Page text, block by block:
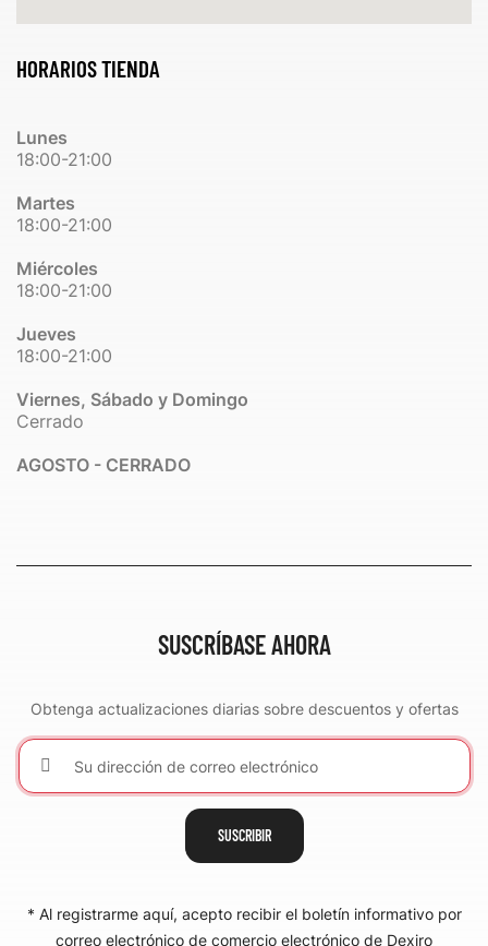
HORARIOS TIENDA
Lunes
18:00-21:00
Martes
18:00-21:00
Miércoles
18:00-21:00
Jueves
18:00-21:00
Viernes, Sábado y Domingo
Cerrado
AGOSTO - CERRADO
SUSCRÍBASE AHORA
Obtenga actualizaciones diarias sobre descuentos y ofertas
SUSCRIBIR
* Al registrarme aquí, acepto recibir el boletín informativo por
correo electrónico de comercio electrónico de Dexiro